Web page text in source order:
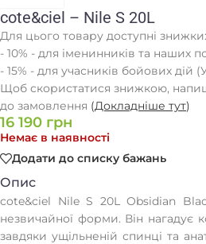
cote&ciel – Nile S 20L
Для цього товару доступні знижки:
- 10% - для іменинників та наших
- 15% - для учасників бойових дій
Щоб скористатися знижкою,
до замовлення (Докладніше тут)
16 190 грн
Немає в наявності
Додати до списку бажань
Опис
cote&ciel Nile S 20L Obsidian
незвичайної форми. Він нагадує
завдяки ущільненій спинці та